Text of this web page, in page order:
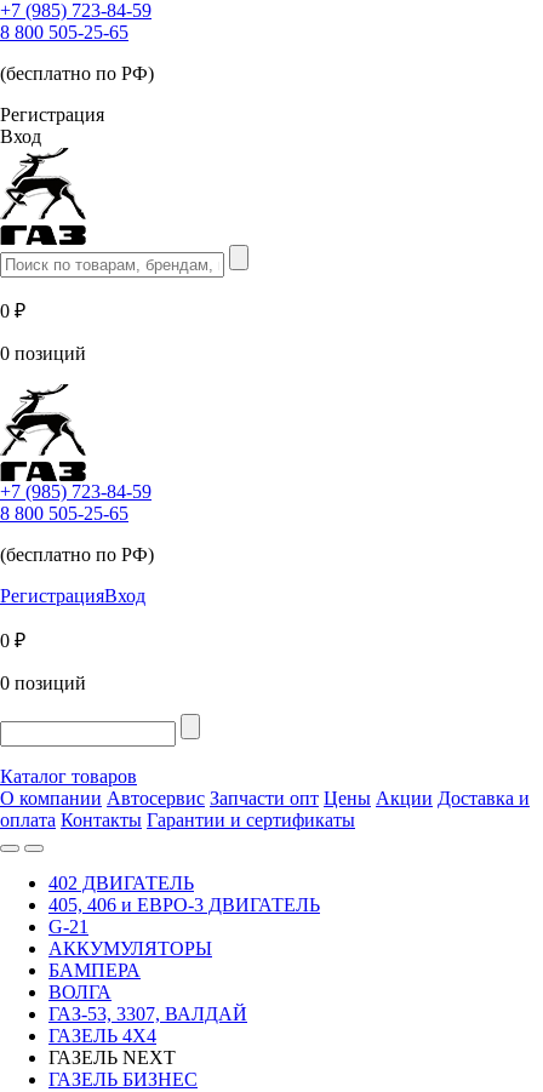
+7 (985) 723-84-59
8 800 505-25-65
(бесплатно по РФ)
Регистрация
Вход
0 ₽
0 позиций
+7 (985) 723-84-59
8 800 505-25-65
(бесплатно по РФ)
РегистрацияВход
0 ₽
0 позиций
Каталог товаров
О компании Автосервис Запчасти опт Цены Акции Доставка и
оплата Контакты Гарантии и сертификаты
402 ДВИГАТЕЛЬ
405, 406 и ЕВРО-3 ДВИГАТЕЛЬ
G-21
АККУМУЛЯТОРЫ
БАМПЕРА
ВОЛГА
ГАЗ-53, 3307, ВАЛДАЙ
ГАЗЕЛЬ 4Х4
ГАЗЕЛЬ NEXT
ГАЗЕЛЬ БИЗНЕС